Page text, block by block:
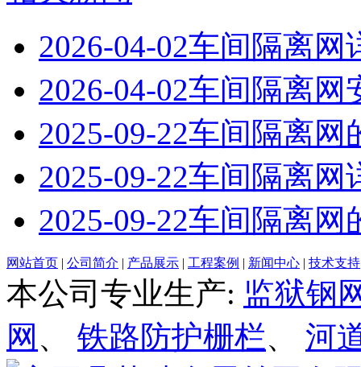
2026-04-02车间隔离网
2026-04-02车间隔离网
2025-09-22车间隔离网
2025-09-22车间隔离网
2025-09-22车间隔离网
网站首页 | 公司简介 | 产品展示 | 工程案例 | 新闻中心 | 技术支持
本公司专业生产: 监狱钢
网 、 铁路防护栅栏、 河